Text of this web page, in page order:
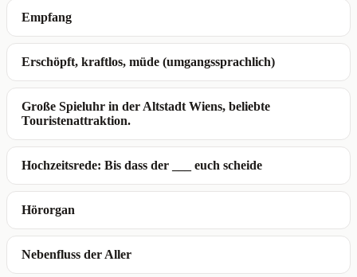
Empfang
Erschöpft, kraftlos, müde (umgangssprachlich)
Große Spieluhr in der Altstadt Wiens, beliebte
Touristenattraktion.
Hochzeitsrede: Bis dass der ___ euch scheide
Hörorgan
Nebenfluss der Aller